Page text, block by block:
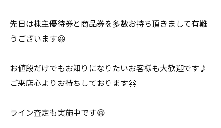
先日は株主優待券と商品券を多数お持ち頂きまして有難
うございます😆
お値段だけでもお知りになりたいお客様も大歓迎です♪
ご来店心よりお待ちしております🤗
ライン査定も実施中です😆